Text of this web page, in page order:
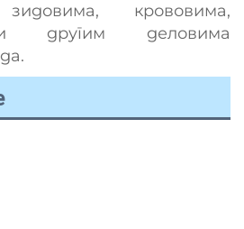
крововима,
другим деловима